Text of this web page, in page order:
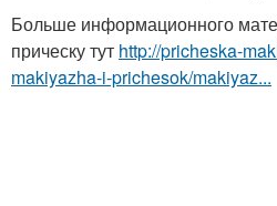
Больше информационного
прическу тут http://pricheska-
makiyazha-i-prichesok/makiyaz...